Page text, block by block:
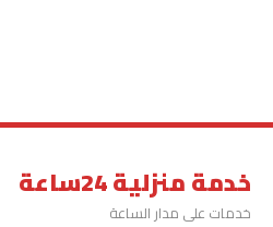
خدمة منزلية 24ساعة
خدمات على مدار الساعة